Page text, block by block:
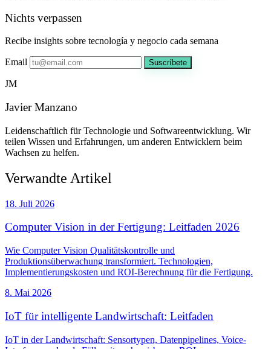
Nichts verpassen
Recibe insights sobre tecnología y negocio cada semana
Email Suscríbete
JM
Javier Manzano
Leidenschaftlich für Technologie und Softwareentwicklung. Wir
teilen Wissen und Erfahrungen, um anderen Entwicklern beim
Wachsen zu helfen.
Verwandte Artikel
18. Juli 2026
Computer Vision in der Fertigung: Leitfaden 2026
Wie Computer Vision Qualitätskontrolle und
Produktionsüberwachung transformiert. Technologien,
Implementierungskosten und ROI-Berechnung für die Fertigung.
8. Mai 2026
IoT für intelligente Landwirtschaft: Leitfaden
IoT in der Landwirtschaft: Sensortypen, Datenpipelines, Voice-